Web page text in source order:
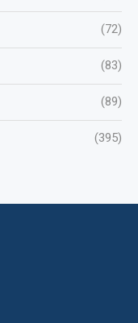
(72)
(83)
(89)
(395)